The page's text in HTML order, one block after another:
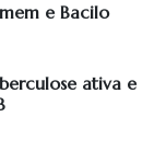
e Bacilo
ativa e